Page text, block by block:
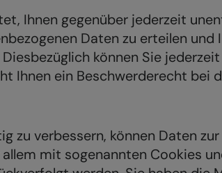
Ihnen gegenüber jederzeit
Daten zu erteilen
können Sie
Ihnen ein Beschwerderecht bei
zu verbessern, können Daten
mit sogenannten Cookies